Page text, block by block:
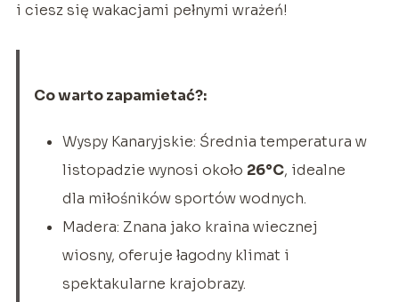
i ciesz się wakacjami pełnymi wrażeń!
Co warto zapamietać?:
Wyspy Kanaryjskie: Średnia temperatura w
listopadzie wynosi około 26°C, idealne
dla miłośników sportów wodnych.
Madera: Znana jako kraina wiecznej
wiosny, oferuje łagodny klimat i
spektakularne krajobrazy.